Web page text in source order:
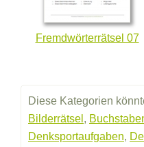
Fremdwörterrätsel 07
Diese Kategorien
Bilderrätsel ,
Denksportaufgaben,